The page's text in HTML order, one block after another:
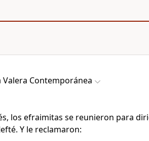
Valera Contemporánea
los efraimitas se reunieron para
Y le reclamaron: